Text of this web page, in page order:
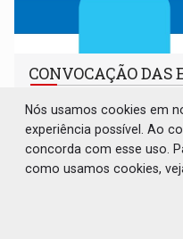
CONVOCAÇÃO DAS
Publicações Legais
Nós usamos cookies em
experiência possível. Ao
concorda com esse uso.
como usamos cookies,